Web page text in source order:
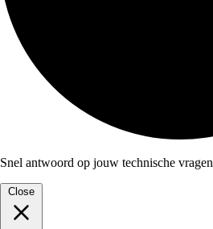
Snel antwoord op jouw technische vragen
Close